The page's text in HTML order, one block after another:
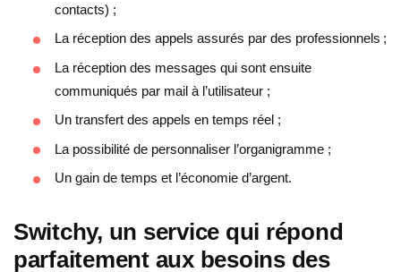
contacts) ;
La réception des appels assurés par des professionnels ;
La réception des messages qui sont ensuite
communiqués par mail à l’utilisateur ;
Un transfert des appels en temps réel ;
La possibilité de personnaliser l’organigramme ;
Un gain de temps et l’économie d’argent.
Switchy, un service qui répond
parfaitement aux besoins des